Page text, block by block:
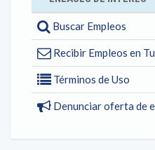
Buscar Empleos
Recibir Empleos en
Términos de Uso
Denunciar oferta de